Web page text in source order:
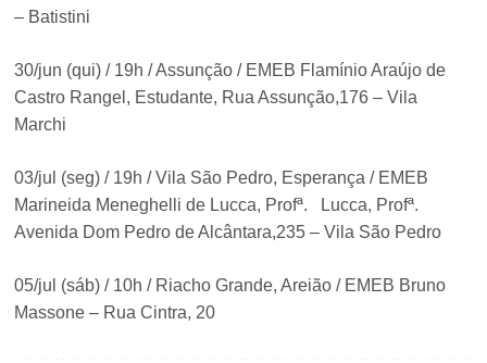
– Batistini
30/jun (qui) / 19h / Assunção / EMEB Flamínio Araújo de
Castro Rangel, Estudante, Rua Assunção,176 – Vila
Marchi
03/jul (seg) / 19h / Vila São Pedro, Esperança / EMEB
Marineida Meneghelli de Lucca, Profª. Lucca, Profª.
Avenida Dom Pedro de Alcântara,235 – Vila São Pedro
05/jul (sáb) / 10h / Riacho Grande, Areião / EMEB Bruno
Massone – Rua Cintra, 20